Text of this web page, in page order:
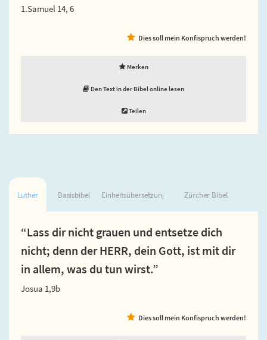
1.Samuel 14, 6
Dies soll mein Konfispruch werden!
Merken
Den Text in der Bibel online lesen
Teilen
Luther Basisbibel Einheitsübersetzung Zürcher Bibel
“Lass dir nicht grauen und entsetze dich
nicht; denn der HERR, dein Gott, ist mit dir
in allem, was du tun wirst.”
Josua 1,9b
Dies soll mein Konfispruch werden!